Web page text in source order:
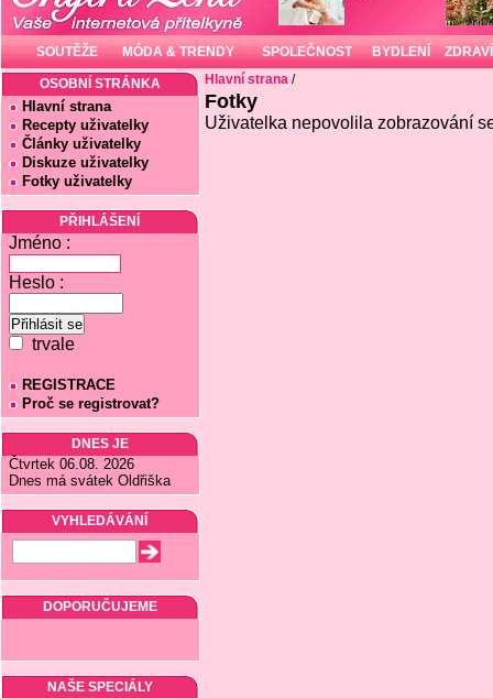
SOUTĚŽE MÓDA & TRENDY SPOLEČNOST BYDLENÍ ZDRAVÍ
OSOBNÍ STRÁNKA
Hlavní strana
Recepty uživatelky
Články uživatelky
Diskuze uživatelky
Fotky uživatelky
PŘIHLÁŠENÍ
Jméno :
Heslo :
trvale
REGISTRACE
Proč se registrovat?
DNES JE
Čtvrtek 06.08. 2026
Dnes má svátek Oldřiška
VYHLEDÁVÁNÍ
DOPORUČUJEME
NAŠE SPECIÁLY
Hlavní strana /
Fotky
Uživatelka nepovolila zobrazování